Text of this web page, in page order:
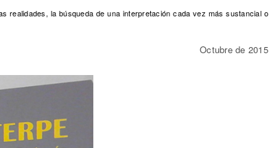
realidades, la búsqueda de una interpretación cada vez más sustancial o
Octubre de 2015